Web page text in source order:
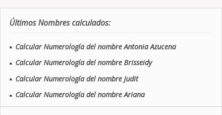
Últimos Nombres calculados:
■ Calcular Numerología del nombre Antonia Azucena
■ Calcular Numerología del nombre Brisseidy
■ Calcular Numerología del nombre Judit
■ Calcular Numerología del nombre Ariana